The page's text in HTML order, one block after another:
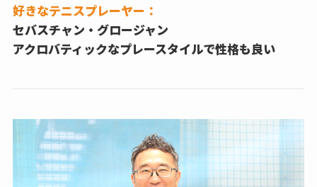
好きなテニスプレーヤー：
セバスチャン・グロージャン
アクロバティックなプレースタイルで性格も良い